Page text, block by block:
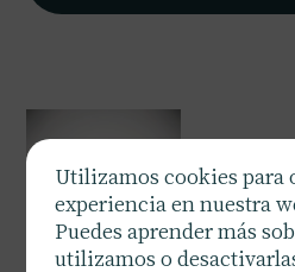
Utilizamos cookies para
experiencia en nuestra
Puedes aprender más
utilizamos o